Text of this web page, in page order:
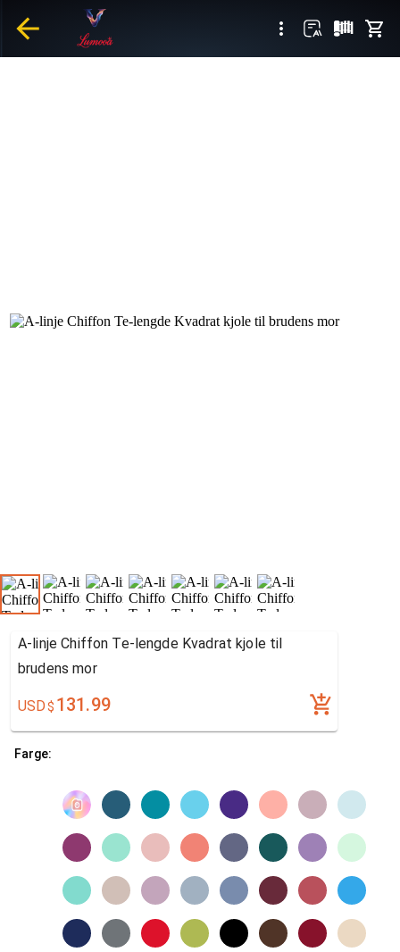
A-linje Chiffon Te-lengde Kvadrat kjole til
brudens mor
USD$ 131.99
Farge: